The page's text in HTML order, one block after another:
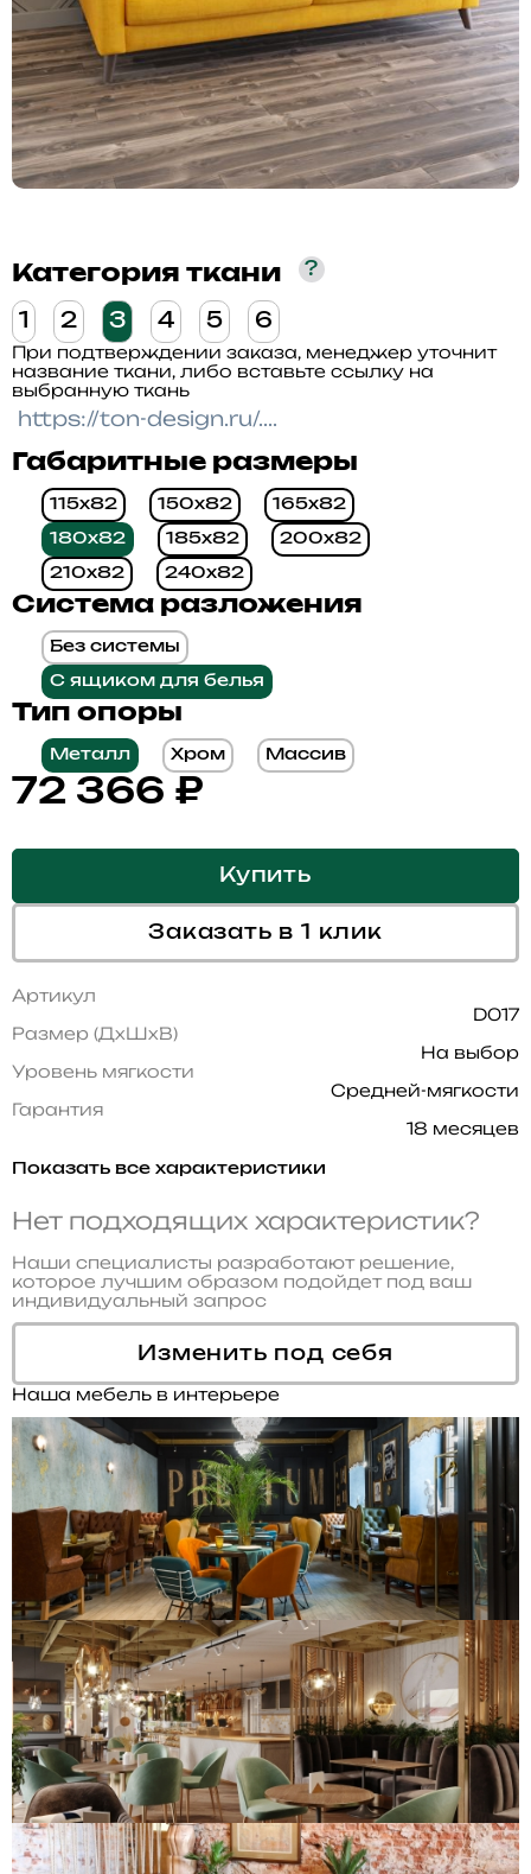
Категория ткани ?
1 2 3 4 5 6
При подтверждении заказа, менеджер уточнит
название ткани, либо вставьте ссылку на
выбранную ткань
Габаритные размеры
115x82 150x82 165x82
180x82 185x82 200x82
210x82 240x82
Система разложения
Без системы
С ящиком для белья
Тип опоры
Металл Хром Массив
72 366 ₽
Купить
Заказать в 1 клик
Артикул
D017
Размер (ДхШхВ)
На выбор
Уровень мягкости
Средней-мягкости
Гарантия
18 месяцев
Показать все характеристики
Нет подходящих характеристик?
Наши специалисты разработают решение,
которое лучшим образом подойдет под ваш
индивидуальный запрос
Изменить под себя
Наша мебель в интерьере